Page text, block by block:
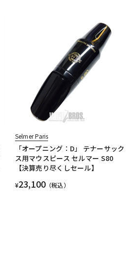
Selmer Paris
「オープニング：D」 テナーサック
ス用マウスピース セルマー S80
【決算売り尽くしセール】
¥23,100 （税込）